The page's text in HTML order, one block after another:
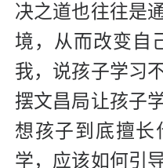
决之道也往往是
境，从而改变自
我，说孩子学习
摆文昌局让孩子
想孩子到底擅长
学，应该如何引